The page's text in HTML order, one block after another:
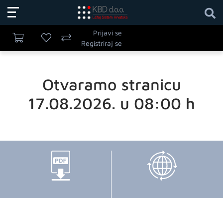
Prijavi se
Registriraj se
Otvaramo stranicu
17.08.2026. u 08:00 h